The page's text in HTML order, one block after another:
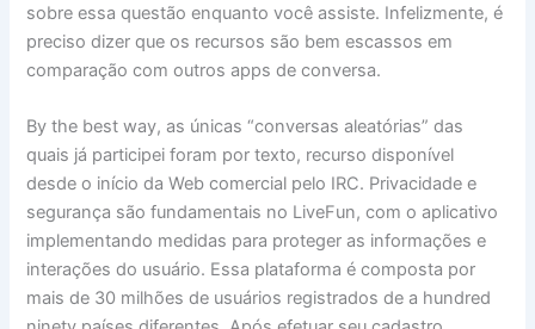
sobre essa questão enquanto você assiste. Infelizmente, é
preciso dizer que os recursos são bem escassos em
comparação com outros apps de conversa.
By the best way, as únicas “conversas aleatórias” das
quais já participei foram por texto, recurso disponível
desde o início da Web comercial pelo IRC. Privacidade e
segurança são fundamentais no LiveFun, com o aplicativo
implementando medidas para proteger as informações e
interações do usuário. Essa plataforma é composta por
mais de 30 milhões de usuários registrados de a hundred